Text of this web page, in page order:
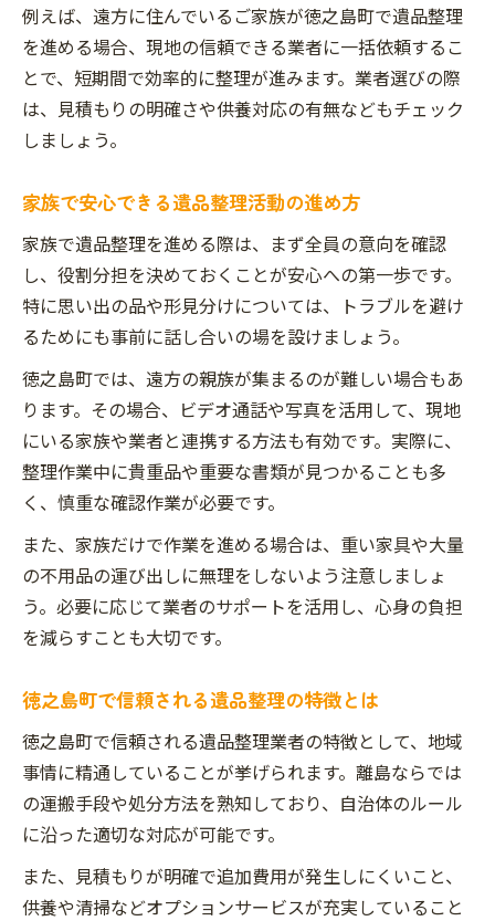
離島ならではの遺品整理費用の考え方
追加費用が抑えられる遺品整理の選び方
遺品整理の追加費用を防ぐ見積もりの秘訣
徳之島町で明朗会計な遺品整理業者を選ぶ
遺品整理で追加料金が発生しやすいケース
費用面で安心できる遺品整理活動の工夫
遺品整理のサービス範囲を事前確認しよう
最適な遺品整理活動で家族の負担を軽減する方
法
家族の負担を軽くする遺品整理活動の進め
方
時間と手間を減らす遺品整理のポイント解
説
遠方家族にも優しい遺品整理サービスの選
択
遺品整理活動で役立つ分別と整理のコツ
家族の想いに寄り添う遺品整理の進行方法
徳之島町の遺品整理費用相場と依頼のポイント
方法
見積もりで注意すべき遺品整理のポイント
費用を比較して賢く遺品整理を依頼するコ
ツ
遺品整理の相場とサービス内容の違いとは
徳之島町で安心できる遺品整理依頼の流れ
例えば、遠方に住んでいるご家族が徳之島町で遺品整理
を進める場合、現地の信頼できる業者に一括依頼するこ
とで、短期間で効率的に整理が進みます。業者選びの際
は、見積もりの明確さや供養対応の有無などもチェック
しましょう。
家族で安心できる遺品整理活動の進め方
家族で遺品整理を進める際は、まず全員の意向を確認
し、役割分担を決めておくことが安心への第一歩です。
特に思い出の品や形見分けについては、トラブルを避け
るためにも事前に話し合いの場を設けましょう。
徳之島町では、遠方の親族が集まるのが難しい場合もあ
ります。その場合、ビデオ通話や写真を活用して、現地
にいる家族や業者と連携する方法も有効です。実際に、
整理作業中に貴重品や重要な書類が見つかることも多
く、慎重な確認作業が必要です。
また、家族だけで作業を進める場合は、重い家具や大量
の不用品の運び出しに無理をしないよう注意しましょ
う。必要に応じて業者のサポートを活用し、心身の負担
を減らすことも大切です。
徳之島町で信頼される遺品整理の特徴とは
徳之島町で信頼される遺品整理業者の特徴として、地域
事情に精通していることが挙げられます。離島ならでは
の運搬手段や処分方法を熟知しており、自治体のルール
に沿った適切な対応が可能です。
また、見積もりが明確で追加費用が発生しにくいこと、
供養や清掃などオプションサービスが充実していること